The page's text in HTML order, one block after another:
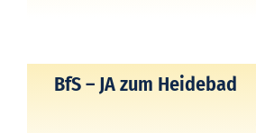
BfS – JA zum Heidebad